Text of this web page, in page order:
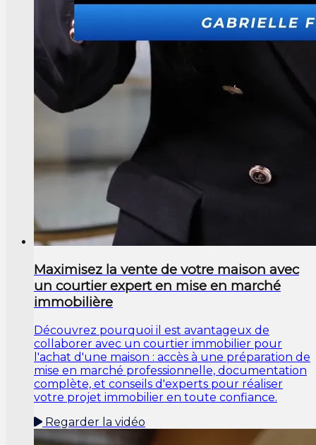
Maximisez la vente de votre maison avec
un courtier expert en mise en marché
immobilière
Découvrez pourquoi il est avantageux de
collaborer avec un courtier immobilier pour
l'achat d'une maison : accès à une préparation de
mise en marché professionnelle, documentation
complète, et conseils d'experts pour réaliser
votre projet immobilier en toute confiance.
Regarder la vidéo